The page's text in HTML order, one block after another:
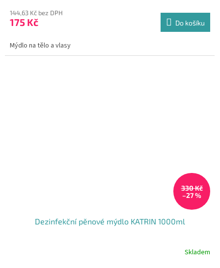
144,63 Kč bez DPH
175 Kč Do košíku
Mýdlo na tělo a vlasy
330 Kč
–27 %
Dezinfekční pěnové mýdlo KATRIN 1000ml
Skladem